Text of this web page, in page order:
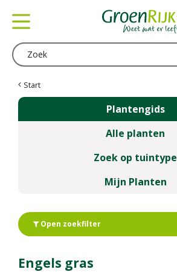
Start
Plantengids
Alle planten
Zoek op tuintype
Mijn Planten
Open zoekfilter
Engels gras